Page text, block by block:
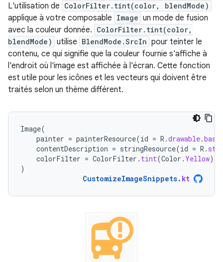
L'utilisation de ColorFilter.tint(color, blendMode)
applique à votre composable Image un mode de fusion
avec la couleur donnée. ColorFilter.tint(color,
blendMode) utilise BlendMode.SrcIn pour teinter le
contenu, ce qui signifie que la couleur fournie s'affiche à
l'endroit où l'image est affichée à l'écran. Cette fonction
est utile pour les icônes et les vecteurs qui doivent être
traités selon un thème différent.
Image(
painter = painterResource(id = R .drawable.
contentDescription = stringResource(id = R .
colorFilter = ColorFilter . tint(Color . Yellow)
)
CustomizeImageSnippets. kt